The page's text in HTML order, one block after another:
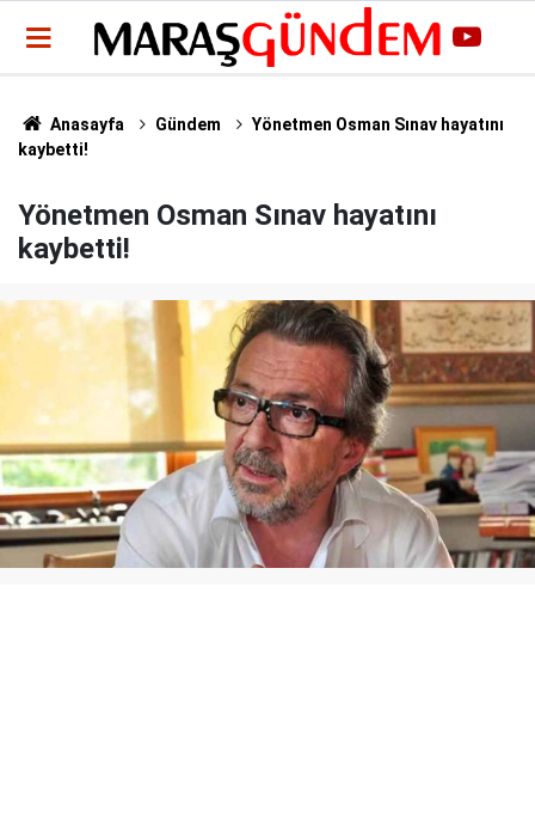
Anasayfa Gündem
Yönetmen Osman Sınav hayatını
kaybetti!
Yönetmen Osman Sınav hayatını
kaybetti!